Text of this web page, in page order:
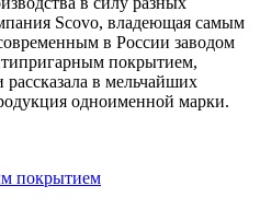
Scovo, владеющая самым
в России заводом
покрытием,
рассказала в мельчайших
одноименной марки.
покрытием